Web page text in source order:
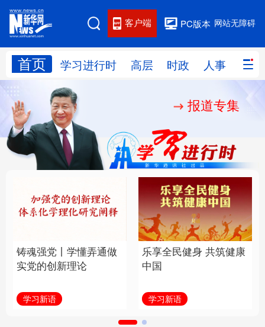
网站无障碍
PC版本
客户端
首页 学习进行时 高层 时政 人事 国际
网站地图
学习进行时 人事
国际 财经 网评
思客智库 全球连线 教育
科技 科创 量子 体育
健康 军事
访谈 视频 图片 政务
报道专集
铸魂强党丨学懂弄通做
实党的创新理论
学习新语
乐享全民健身 共筑健康
中国
学习新语